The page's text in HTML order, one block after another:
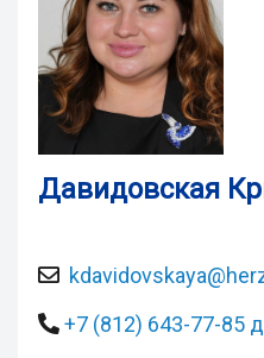
Давидовская
+7 (812) 643-77-85